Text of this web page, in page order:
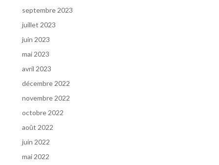
septembre 2023
juillet 2023
juin 2023
mai 2023
avril 2023
décembre 2022
novembre 2022
octobre 2022
août 2022
juin 2022
mai 2022